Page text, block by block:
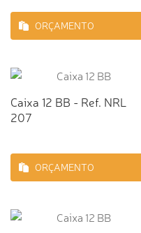
ORÇAMENTO
Caixa 12 BB - Ref. NRL
207
ORÇAMENTO